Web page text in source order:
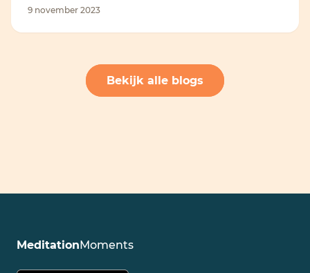
9 november 2023
Bekijk alle blogs
MeditationMoments